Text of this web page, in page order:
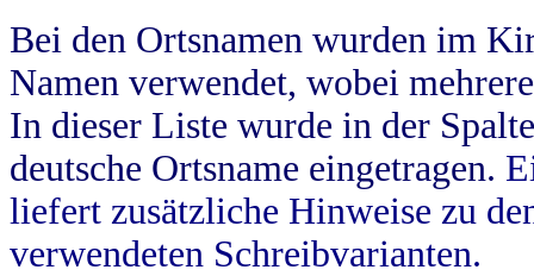
Bei den Ortsnamen wurden im
Namen verwendet, wobei
In dieser Liste wurde in der
deutsche Ortsname eingetragen.
liefert zusätzliche Hinweise zu
verwendeten Schreibvarianten.